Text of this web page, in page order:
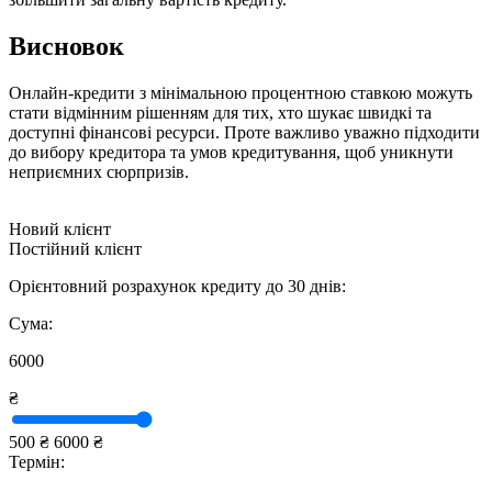
Висновок
Онлайн-кредити з мінімальною процентною ставкою можуть
стати відмінним рішенням для тих, хто шукає швидкі та
доступні фінансові ресурси. Проте важливо уважно підходити
до вибору кредитора та умов кредитування, щоб уникнути
неприємних сюрпризів.
Новий клієнт
Постійний клієнт
Орієнтовний розрахунок кредиту до 30 днів:
Сума:
6000
₴
500 ₴ 6000 ₴
Термін: